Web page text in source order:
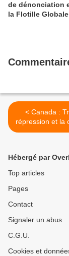
de dénonciation
la Flotille
< Canada : Trump, la
répression et la
du soldat
Hébergé par
Top articles
Pages
Contact
Signaler un abus
C.G.U.
Cookies et